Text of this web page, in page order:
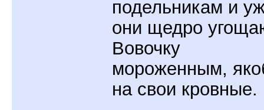
подельникам и
они щедро
Вовочку
мороженным,
на свои кровные.